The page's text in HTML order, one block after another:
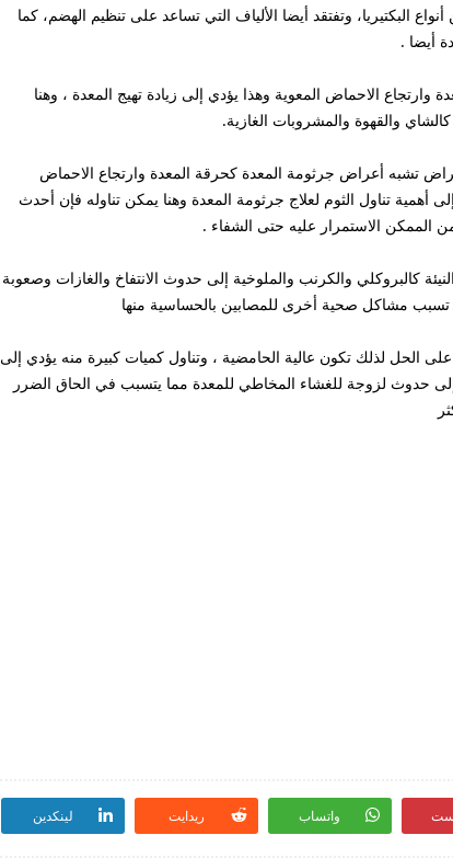
البكتيريا، وتفتقد أيضا الألياف التي تساعد على تنظيم الهضم، كما
أيضا .
وارتجاع الاحماض المعوية وهذا يؤدي إلى زيادة تهيج المعدة ، وهنا
والقهوة والمشروبات الغازية.
تشبه أعراض جرثومة المعدة كحرقة المعدة وارتجاع الاحماض
أهمية تناول الثوم لعلاج جرثومة المعدة وهنا يمكن تناوله فإن أحدث
الاستمرار عليه حتى الشفاء .
كالبروكلي والكرنب والملوخية إلى حدوث الانتفاخ والغازات وصعوبة
تسبب مشاكل صحية أخرى للمصابين بالحساسية منها
على الحل لذلك تكون عالية الحامضية ، وتناول كميات كبيرة منه يؤدي إلى
حدوث لزوجة للغشاء المخاطي للمعدة مما يتسبب في الحاق الضرر
واتساب ريدايت لينكدين